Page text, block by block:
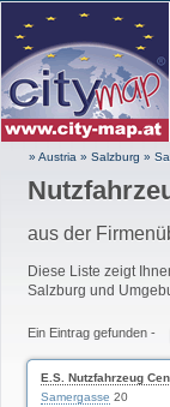
» Austria » Salzburg »
aus der
Diese Liste zeigt
Salzburg und
Ein Eintrag gefunden -
E.S. Nutzfahrzeug
Samergasse 20